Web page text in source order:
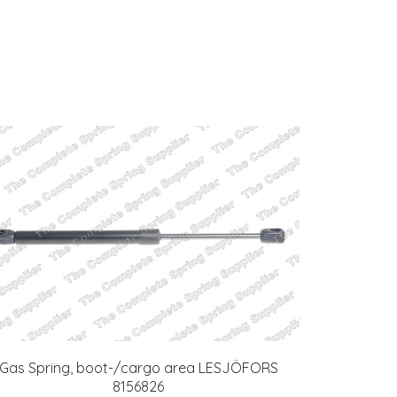
Spring, boot-/cargo area LESJÖFORS
8156826